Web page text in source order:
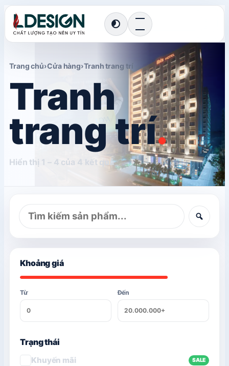
Chuyển
giao
diện
Trang chủ›Cửa hàng›Tranh trang trí
Tranh
trang trí.
Hiển thị 1 – 4 của 4 kết quả
Khoảng giá
Từ Đến
Trạng thái
Khuyến mãi SALE